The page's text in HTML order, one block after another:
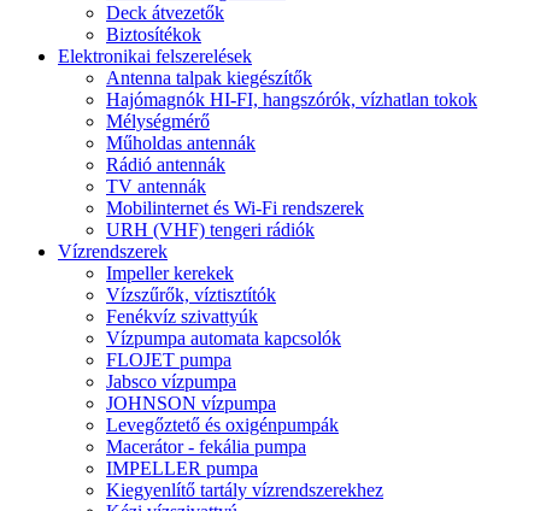
Deck átvezetők
Biztosítékok
Elektronikai felszerelések
Antenna talpak kiegészítők
Hajómagnók HI-FI, hangszórók, vízhatlan tokok
Mélységmérő
Műholdas antennák
Rádió antennák
TV antennák
Mobilinternet és Wi-Fi rendszerek
URH (VHF) tengeri rádiók
Vízrendszerek
Impeller kerekek
Vízszűrők, víztisztítók
Fenékvíz szivattyúk
Vízpumpa automata kapcsolók
FLOJET pumpa
Jabsco vízpumpa
JOHNSON vízpumpa
Levegőztető és oxigénpumpák
Macerátor - fekália pumpa
IMPELLER pumpa
Kiegyenlítő tartály vízrendszerekhez